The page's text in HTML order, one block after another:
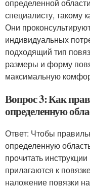
определенной
специалисту, такому
Они
индивидуальных
подходящий тип
размеры и форму
максимальную
Вопрос 3: Как
определенную
Ответ: Чтобы
определенную
прочитать
прилагаются к
наложение повязки